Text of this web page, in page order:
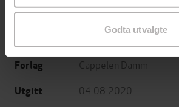
Godta utvalgte
Nora Dåsnes (forfatter),
Forlag Cappelen Damm
Utgitt 04.08.2020